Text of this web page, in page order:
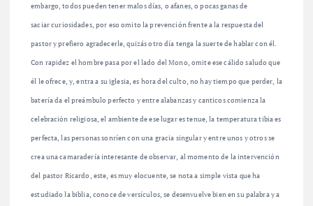
embargo, todos pueden tener malos días, o afanes, o pocas ganas de
saciarcuriosidades, por eso omito la prevención frente a la respuesta del
pastor y prefiero agradecerle,quizás otro día tenga la suerte de hablar con él.
Con rapidez el hombre pasa por el lado del Mono, omite ese cálido saludo que
él le ofrece, y, entra a su iglesia, es hora del culto, no hay tiempo que perder, la
batería da el preámbulo perfecto y entre alabanzas y canticos comienza la
celebración religiosa, el ambiente de ese lugar es tenue, la temperatura tibia es
perfecta, las personas sonríencon una gracia singular y entre unos y otros se
crea una camaradería interesante de observar, almomento de la intervención
del pastor Ricardo, este, es muy elocuente, se nota a simple vista queha
estudiado la biblia, conoce de versículos, se desenvuelve bien en su palabra y a